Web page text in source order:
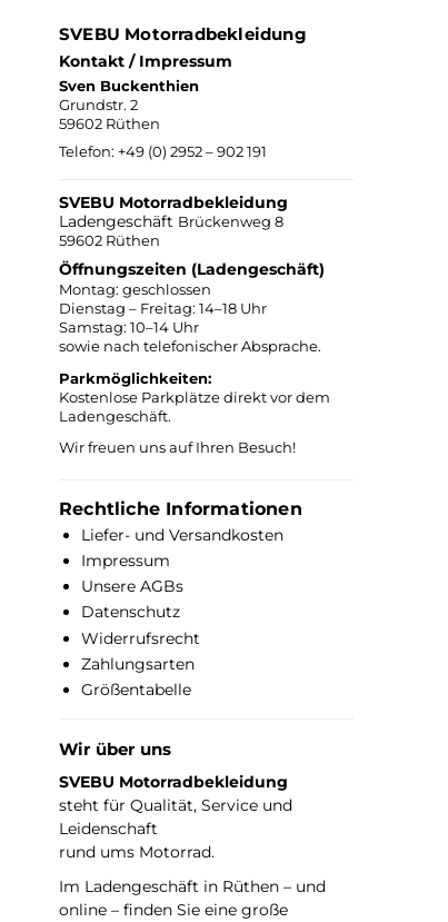
SVEBU Motorradbekleidung
Kontakt / Impressum
Sven Buckenthien
Grundstr. 2
59602 Rüthen
Telefon: +49 (0) 2952 – 902 191
SVEBU Motorradbekleidung
Ladengeschäft Brückenweg 8
59602 Rüthen
Öffnungszeiten (Ladengeschäft)
Montag: geschlossen
Dienstag – Freitag: 14–18 Uhr
Samstag: 10–14 Uhr
sowie nach telefonischer Absprache.
Parkmöglichkeiten:
Kostenlose Parkplätze direkt vor dem
Ladengeschäft.
Wir freuen uns auf Ihren Besuch!
Rechtliche Informationen
Liefer- und Versandkosten
Impressum
Unsere AGBs
Datenschutz
Widerrufsrecht
Zahlungsarten
Größentabelle
Wir über uns
SVEBU Motorradbekleidung
steht für Qualität, Service und
Leidenschaft
rund ums Motorrad.
Im Ladengeschäft in Rüthen – und
online – finden Sie eine große